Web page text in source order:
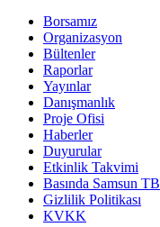
Borsamız
Organizasyon
Bültenler
Raporlar
Yayınlar
Danışmanlık
Proje Ofisi
Haberler
Duyurular
Etkinlik Takvimi
Basında Samsun TB
Gizlilik Politikası
KVKK